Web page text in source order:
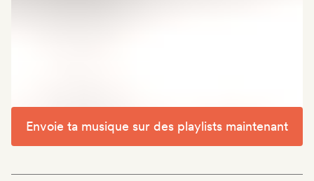
Envoie ta musique sur des playlists maintenant